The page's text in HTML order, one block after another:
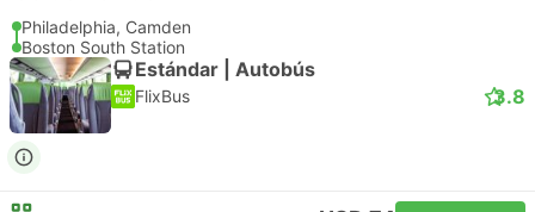
Philadelphia, Camden
Boston South Station
Estándar | Autobús
FlixBus 3.8